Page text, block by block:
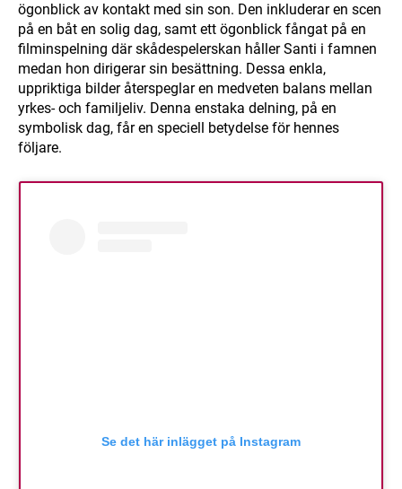
ögonblick av kontakt med sin son. Den inkluderar en scen
på en båt en solig dag, samt ett ögonblick fångat på en
filminspelning där skådespelerskan håller Santi i famnen
medan hon dirigerar sin besättning. Dessa enkla,
uppriktiga bilder återspeglar en medveten balans mellan
yrkes- och familjeliv. Denna enstaka delning, på en
symbolisk dag, får en speciell betydelse för hennes
följare.
Se det här inlägget på Instagram